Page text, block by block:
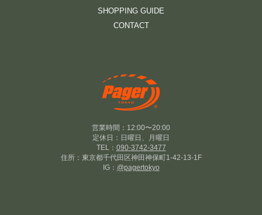
SHOPPING GUIDE
CONTACT
営業時間：12:00〜20:00
定休日：日曜日、月曜日
TEL： 090-3742-3477
住所：東京都千代田区神田神保町1-42-13-1F
IG： @pagertokyo